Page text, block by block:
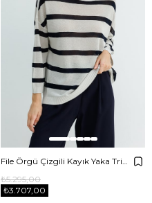
File Örgü Çizgili Kayık Yaka Triko
₺3.707,00
₺5.295,00